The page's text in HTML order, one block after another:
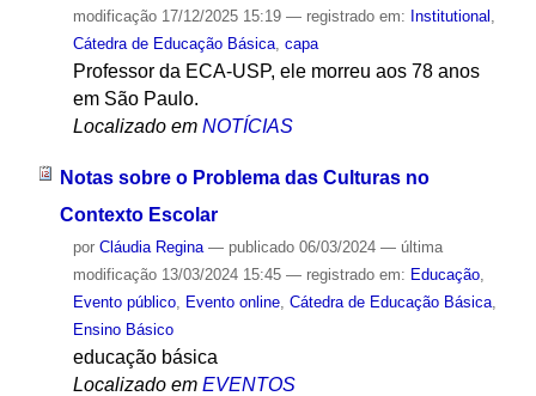
modificação17/12/2025 15:19 — registrado em: Institutional
Cátedra de Educação Básica, capa
Professor da ECA-USP, ele morreu aos 78 anos
em São Paulo.
Localizado em NOTÍCIAS
Notas sobre o Problema das Culturas no
Contexto Escolar
por Cláudia Regina — publicado06/03/2024 — última
modificação13/03/2024 15:45 — registrado em: Educação,
Evento público, Evento online, Cátedra de Educação Básica,
Ensino Básico
educação básica
Localizado em EVENTOS